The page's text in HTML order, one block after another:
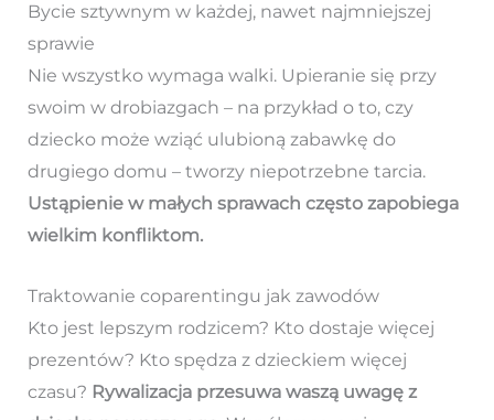
Bycie sztywnym w każdej, nawet najmniejszej
sprawie
Nie wszystko wymaga walki. Upieranie się przy
swoim w drobiazgach – na przykład o to, czy
dziecko może wziąć ulubioną zabawkę do
drugiego domu – tworzy niepotrzebne tarcia.
Ustąpienie w małych sprawach często zapobiega
wielkim konfliktom.
Traktowanie coparentingu jak zawodów
Kto jest lepszym rodzicem? Kto dostaje więcej
prezentów? Kto spędza z dzieckiem więcej
czasu? Rywalizacja przesuwa waszą uwagę z